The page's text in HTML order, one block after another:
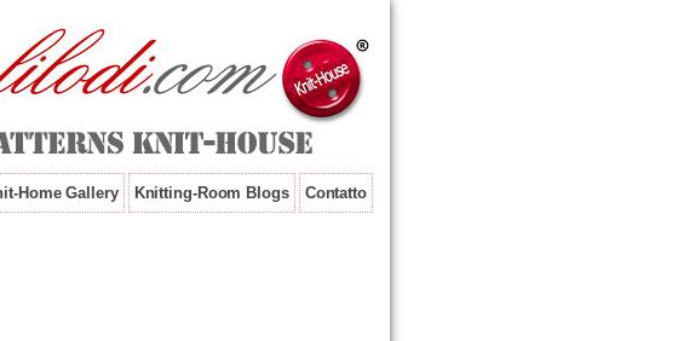
Home Gallery Knitting-Room Blogs Contatto